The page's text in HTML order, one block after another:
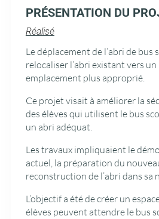
PRÉSENTATION DU
Réalisé
Le déplacement de l’abri de bus
relocaliser l’abri existant vers
emplacement plus approprié.
Ce projet visait à améliorer la
des élèves qui utilisent le bus
un abri adéquat.
Les travaux impliquaient le
actuel, la préparation du
reconstruction de l’abri dans sa
L’objectif a été de créer un
élèves peuvent attendre le bus